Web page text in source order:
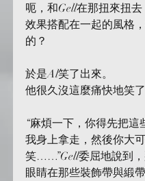
呃，和Gell在那扭來扭
效果搭配在一起的風格
的？
於是Al笑了出來。
他很久沒這麼痛快地笑了
“麻煩一下，你得先把這
我身上拿走，然後你大
笑……”Gell委屈地說到
眼睛在那些裝飾帶與緞